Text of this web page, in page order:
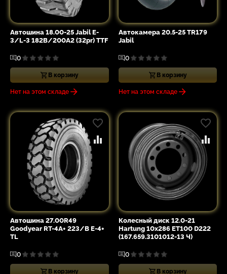
Автошина 18.00-25 Jabil E-
3/L-3 182B/200A2 (32pr) TTF
0
В корзину
Нет на этом складе
Автокамера 20.5-25 TR179
Jabil
0
В корзину
Нет на этом складе
Автошина 27.00R49
Goodyear RT-4A+ 223/B E-4+
TL
0
В корзину
Колесный диск 12.0-21
Hartung 10x286 ET100 D222
(167.659.3101012-13 Ч)
0
В корзину